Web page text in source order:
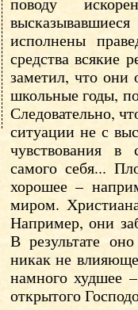
исполнены
средства всякие
заметил, что они
школьные годы,
Следовательно,
ситуации не с
чувствования в
самого себя...
хорошее –
миром.
Например, они
В результате
никак не
намного худшее
открытого